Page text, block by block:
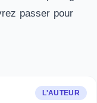
passer pour
L'AUTEUR